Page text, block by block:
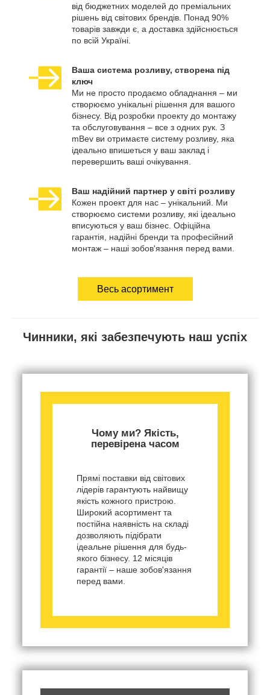
від бюджетних моделей до преміальних
рішень від світових брендів. Понад 90%
товарів завжди є, а доставка здійснюється
по всій Україні.
Ваша система розливу, створена під
ключ
Ми не просто продаємо обладнання – ми
створюємо унікальні рішення для вашого
бізнесу. Від розробки проекту до монтажу
та обслуговування – все з одних рук. З
mBev ви отримаєте систему розливу, яка
ідеально впишеться у ваш заклад і
перевершить ваші очікування.
Ваш надійний партнер у світі розливу
Кожен проект для нас – унікальний. Ми
створюємо системи розливу, які ідеально
вписуються у ваш бізнес. Офіційна
гарантія, надійні бренди та професійний
монтаж – наші зобов'язання перед вами.
Весь асортимент
Чинники, які забезпечують наш успіх
Чому ми? Якість,
перевірена часом
Прямі поставки від світових
лідерів гарантують найвищу
якість кожного пристрою.
Широкий асортимент та
постійна наявність на складі
дозволяють підібрати
ідеальне рішення для будь-
якого бізнесу. 12 місяців
гарантії – наше зобов'язання
перед вами.